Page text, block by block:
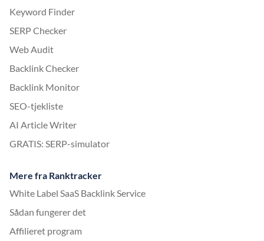
Keyword Finder
SERP Checker
Web Audit
Backlink Checker
Backlink Monitor
SEO-tjekliste
AI Article Writer
GRATIS: SERP-simulator
Mere fra Ranktracker
White Label SaaS Backlink Service
Sådan fungerer det
Affilieret program